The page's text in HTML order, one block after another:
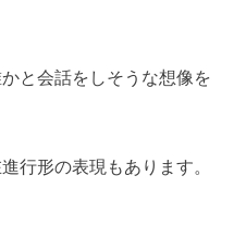
と会話をしそうな想像を
行形の表現もあります。